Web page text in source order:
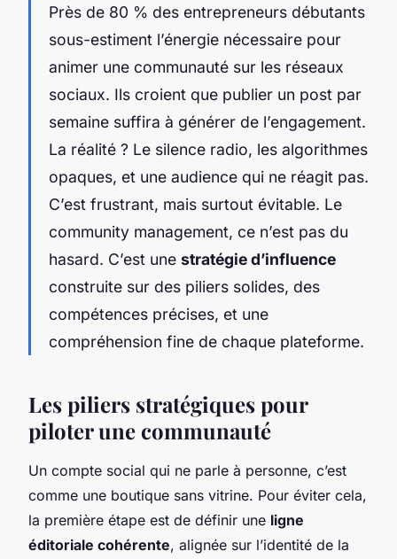
Près de 80 % des entrepreneurs débutants
sous-estiment l’énergie nécessaire pour
animer une communauté sur les réseaux
sociaux. Ils croient que publier un post par
semaine suffira à générer de l’engagement.
La réalité ? Le silence radio, les algorithmes
opaques, et une audience qui ne réagit pas.
C’est frustrant, mais surtout évitable. Le
community management, ce n’est pas du
hasard. C’est une stratégie d’influence
construite sur des piliers solides, des
compétences précises, et une
compréhension fine de chaque plateforme.
Les piliers stratégiques pour
piloter une communauté
Un compte social qui ne parle à personne, c’est
comme une boutique sans vitrine. Pour éviter cela,
la première étape est de définir une ligne
éditoriale cohérente, alignée sur l’identité de la